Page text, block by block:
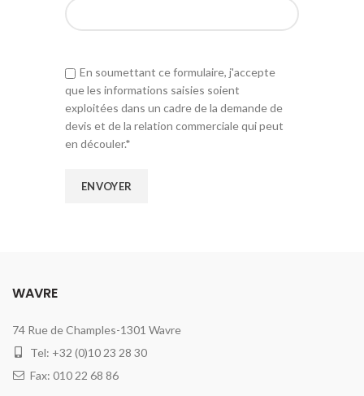
En soumettant ce formulaire, j'accepte
que les informations saisies soient
exploitées dans un cadre de la demande de
devis et de la relation commerciale qui peut
en découler.*
WAVRE
74 Rue de Champles-1301 Wavre
Tel: +32 (0)10 23 28 30
Fax: 010 22 68 86